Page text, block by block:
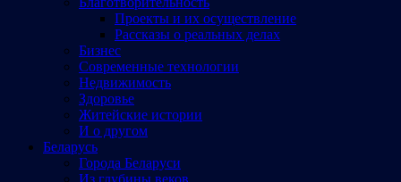
Проекты и их осуществление
Рассказы о реальных делах
Бизнес
Современные технологии
Недвижимость
Здоровье
Житейские истории
И о другом
Беларусь
Города Беларуси
Из глубины веков